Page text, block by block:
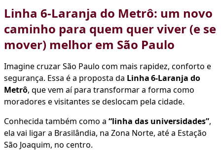
Linha 6‑Laranja do Metrô: um novo
caminho para quem quer viver (e se
mover) melhor em São Paulo
Imagine cruzar São Paulo com mais rapidez, conforto e
segurança. Essa é a proposta da Linha 6‑Laranja do
Metrô, que vem aí para transformar a forma como
moradores e visitantes se deslocam pela cidade.
Conhecida também como a “linha das universidades”,
ela vai ligar a Brasilândia, na Zona Norte, até a Estação
São Joaquim, no centro.